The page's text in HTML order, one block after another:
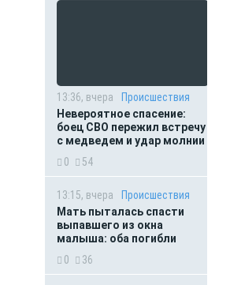
13:36, вчера
Происшествия
Невероятное спасение:
боец СВО пережил встречу
с медведем и удар молнии
0
54
13:15, вчера
Происшествия
Мать пыталась спасти
выпавшего из окна
малыша: оба погибли
0
36